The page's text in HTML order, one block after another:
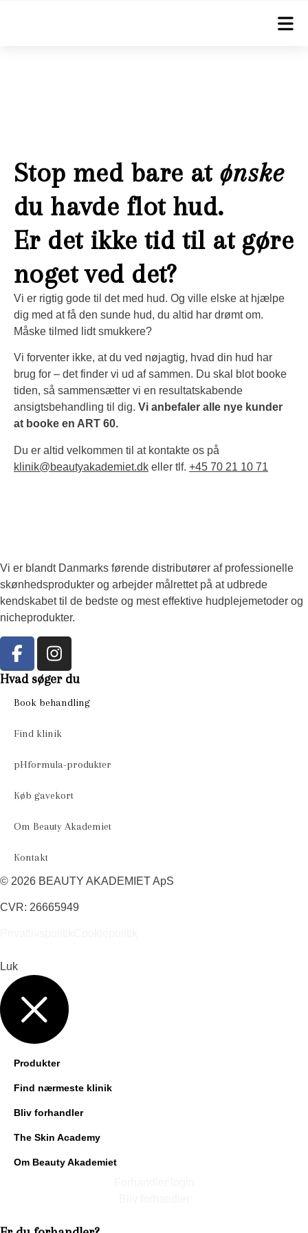
Stop med bare at ønske
du havde flot hud.
Er det ikke tid til at gøre
noget ved det?
Vi er rigtig gode til det med hud. Og ville elske at hjælpe
dig med at få den sunde hud, du altid har drømt om.
Måske tilmed lidt smukkere?
Vi forventer ikke, at du ved nøjagtig, hvad din hud har
brug for – det finder vi ud af sammen. Du skal blot booke
tiden, så sammensætter vi en resultatskabende
ansigtsbehandling til dig. Vi anbefaler alle nye kunder
at booke en ART 60.
Du er altid velkommen til at kontakte os på
klinik@beautyakademiet.dk eller tlf. +45 70 21 10 71
Vi er blandt Danmarks førende distributører af professionelle
skønhedsprodukter og arbejder målrettet på at udbrede
kendskabet til de bedste og mest effektive hudplejemetoder og
nicheprodukter.
Hvad søger du
Book behandling
Find klinik
pHformula-produkter
Køb gavekort
Om Beauty Akademiet
Kontakt
© 2026 BEAUTY AKADEMIET ApS
CVR: 26665949
Luk
Produkter
Find nærmeste klinik
Bliv forhandler
The Skin Academy
Om Beauty Akademiet